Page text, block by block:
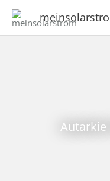
Zum
Inhalt
Autarkie